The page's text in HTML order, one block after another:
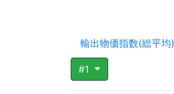
輸出物価指数(総平均)
#1